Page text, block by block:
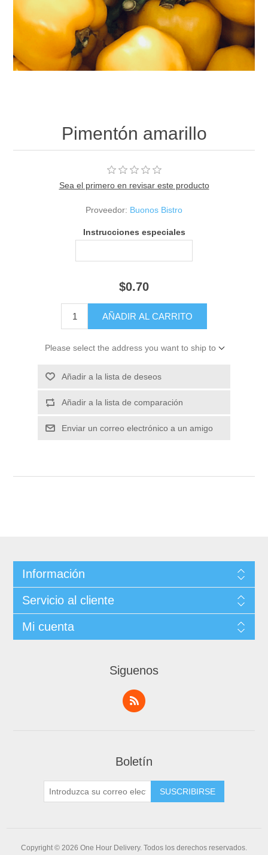
Pimentón amarillo
Sea el primero en revisar este producto
Proveedor: Buonos Bistro
Instrucciones especiales
$0.70
Please select the address you want to ship to
Información
Servicio al cliente
Mi cuenta
Siguenos
Boletín
Copyright © 2026 One Hour Delivery. Todos los derechos reservados.